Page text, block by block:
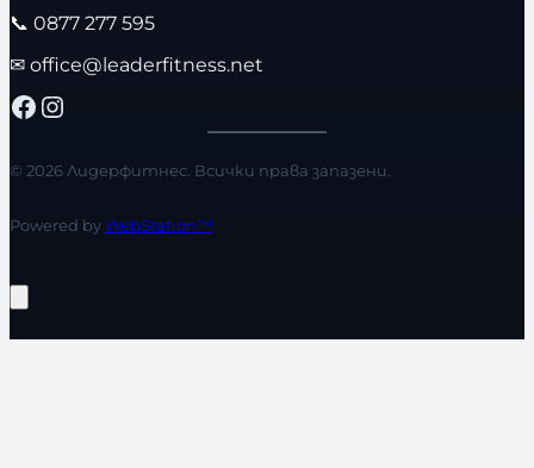
📞 0877 277 595
✉ office@leaderfitness.net
Facebook Instagram
© 2026 Лидерфитнес. Всички права запазени.
Powered byWebStation™